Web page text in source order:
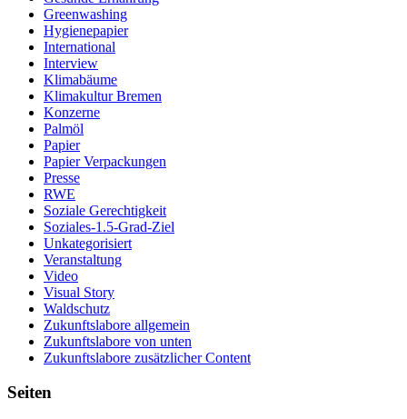
Greenwashing
Hygienepapier
International
Interview
Klimabäume
Klimakultur Bremen
Konzerne
Palmöl
Papier
Papier Verpackungen
Presse
RWE
Soziale Gerechtigkeit
Soziales-1.5-Grad-Ziel
Unkategorisiert
Veranstaltung
Video
Visual Story
Waldschutz
Zukunftslabore allgemein
Zukunftslabore von unten
Zukunftslabore zusätzlicher Content
Seiten